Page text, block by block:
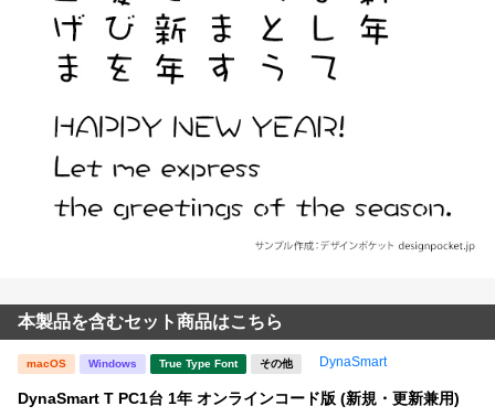
本製品を含むセット商品はこちら
macOS Windows True Type Font その他 DynaSmart
DynaSmart T PC1台 1年 オンラインコード版 (新規・更新兼用)